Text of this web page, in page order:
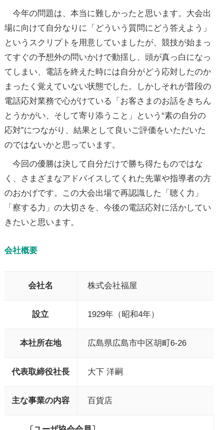
今年の問題は、本当に難しかったと思います。大会出
場に向けて自分なりに「どういう質問にどう答えよう」
というスクリプトを用意していましたが、競技が始まっ
てすぐの予想外の問いかけで動揺し、頭が真っ白になっ
てしまい、電話を終えた時には自分がどう応対したのか
まったく覚えていない状態でした。しかしそれが普段の
電話応対業務で心がけている「お客さまのお話をきちん
とうかがい、そして寄り添うこと」という“素の自分の
応対”につながり、結果として良いご評価をいただいた
のではないかと思っています。
今回の優勝は決して自分だけで勝ち得たものではな
く、さまざまなアドバイスしてくれた先輩や指導者の方
のおかげです。この大会出場で再認識した「聴く力」
「察する力」の大切さを、今後の電話応対に活かしてい
きたいと思います。
会社概要
会社名 株式会社福屋
設立 1929年（昭和4年）
本社所在地 広島県広島市中区胡町6-26
代表取締役社長 大下 洋嗣
主な事業の内容 百貨店